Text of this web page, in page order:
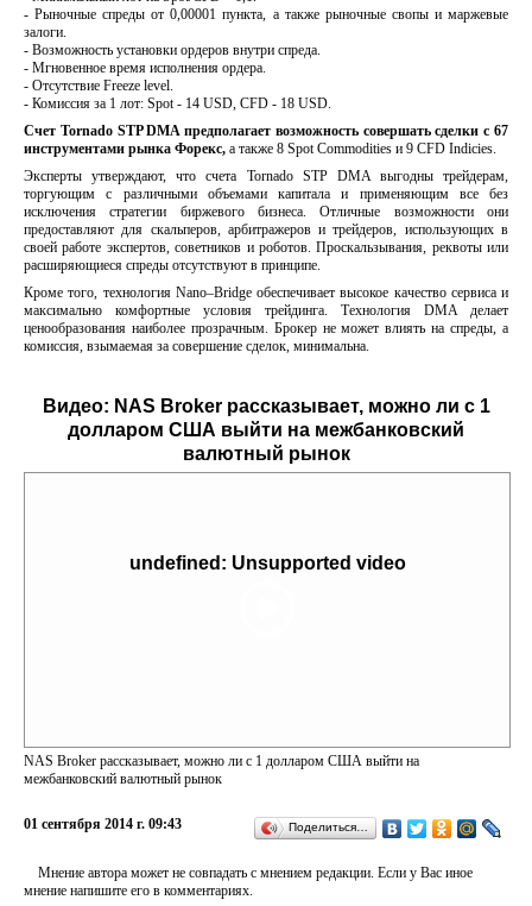
- Рыночные спреды от 0,00001 пункта, а также рыночные свопы и маржевые
залоги.
- Возможность установки ордеров внутри спреда.
- Мгновенное время исполнения ордера.
- Отсутствие Freeze level.
- Комиссия за 1 лот: Spot - 14 USD, CFD - 18 USD.
Счет Tornado STP DMA предполагает возможность совершать сделки с 67
инструментами рынка Форекс, а также 8 Spot Commodities и 9 CFD Indicies.
Эксперты утверждают, что счета Tornado STP DMA выгодны трейдерам,
торгующим с различными объемами капитала и применяющим все без
исключения стратегии биржевого бизнеса. Отличные возможности они
предоставляют для скальперов, арбитражеров и трейдеров, использующих в
своей работе экспертов, советников и роботов. Проскальзывания, реквоты или
расширяющиеся спреды отсутствуют в принципе.
Кроме того, технология Nano–Bridge обеспечивает высокое качество сервиса и
максимально комфортные условия трейдинга. Технология DMA делает
ценообразования наиболее прозрачным. Брокер не может влиять на спреды, а
комиссия, взымаемая за совершение сделок, минимальна.
Видео: NAS Broker рассказывает, можно ли с 1
долларом США выйти на межбанковский
валютный рынок
undefined: Unsupported video
NAS Broker рассказывает, можно ли с 1 долларом США выйти на
межбанковский валютный рынок
01 сентября 2014 г. 09:43 Поделиться…
Мнение автора может не совпадать с мнением редакции. Если у Вас иное
мнение напишите его в комментариях.